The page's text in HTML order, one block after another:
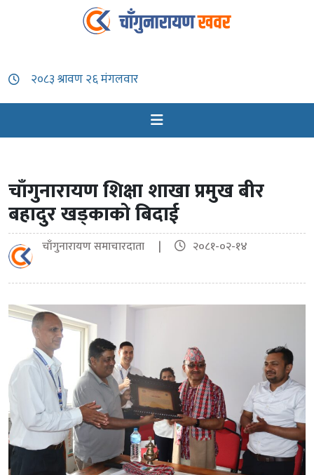
चाँगुनारायण शिक्षा शाखा प्रमुख बीर
बहादुर खड्काको बिदाई
चाँगुनारायण समाचारदाता | २०८१-०२-१४